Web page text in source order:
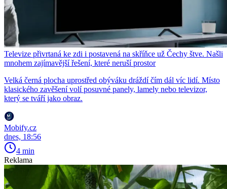
Televize přivrtaná ke zdi i postavená na skříňce už Čechy štve. Našli
mnohem zajímavější řešení, které neruší prostor
Velká černá plocha uprostřed obýváku dráždí čím dál víc lidí. Místo
klasického zavěšení volí posuvné panely, lamely nebo televizor,
který se tváří jako obraz.
Mobify.cz
dnes, 18:56
4 min
Reklama